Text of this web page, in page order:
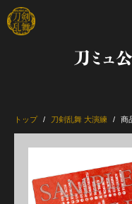
刀ミュ
CD・DVD
トップ 刀剣乱舞 大演練 商